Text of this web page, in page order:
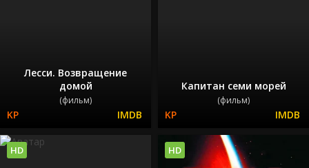
Лесси. Возвращение
домой
(фильм)
Капитан семи морей
(фильм)
HD HD